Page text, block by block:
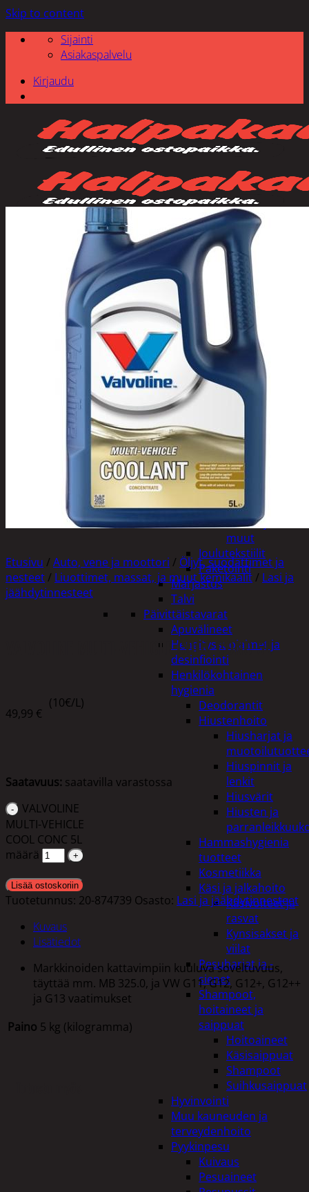
Skip to content
Sijainti
Asiakaspalvelu
Kirjaudu
Etsi:
Tuotevalikoima
Poistotuotteet
Kausituotteet
Joulu
Joulu- ja kausivalot
Eläimet ja
Kyntteliköt
Valoketjut ja
kuusenvalot
Joulukoristeet
Kranssit ja
asetelmat
Tontut ja
muut
Joulutekstiilit
Paketointi
Marjastus
Talvi
Päivittäistavarat
Apuvälineet
Hengityssuojaimet ja
desinfiointi
Henkilökohtainen
hygienia
Deodorantit
Hiustenhoito
Hiusharjat ja
Hiuspinnit ja
lenkit
Hiusvärit
Hiusten ja
Hammashygienia
tuotteet
Kosmetiikka
Käsi ja jalkahoito
Käsivoiteet ja
rasvat
Kynsisakset ja
viilat
Pesuharjat ja -
sienet
Shampoot,
hoitaineet ja
saippuat
Hoitoaineet
Käsisaippuat
Shampoot
Suihkusaippuat
Hyvinvointi
Muu kauneuden ja
terveydenhoito
Pyykinpesu
Kuivaus
Pesuaineet
Etusivu / Auto, vene ja moottori / Öljyt, suodattimet ja
nesteet / Liuottimet, massat, ja muut kemikaalit / Lasi ja
jäähdytinnesteet
VALVOLINE MULTI-VEHICLE COOL CONC 5L
49,99 €
(10€/L)
Saatavuus: saatavilla varastossa
VALVOLINE
MULTI-VEHICLE
COOL CONC 5L
määrä
Lisää ostoskoriin
Tuotetunnus: 20-874739 Osasto: Lasi ja jäähdytinnesteet
Kuvaus
Lisätiedot
Markkinoiden kattavimpiin kuuluva soveltuvuus,
täyttää mm. MB 325.0, ja VW G11, G12, G12+, G12++
ja G13 vaatimukset
Paino 5 kg (kilogramma)